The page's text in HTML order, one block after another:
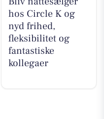
hos Circle K og
nyd frihed,
fleksibilitet og
fantastiske
kollegaer